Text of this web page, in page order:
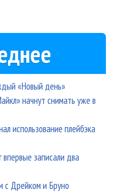
«Новый день»
начнут снимать уже в
использование плейбэка
записали два
с Дрейком и Бруно